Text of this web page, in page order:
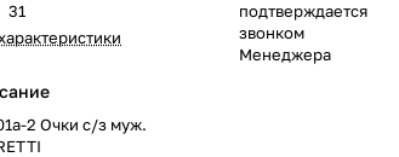
31
2 Очки с/з муж.
подтверждается
звонком
Менеджера